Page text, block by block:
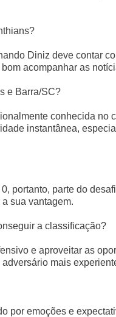
Diniz deve contar
acompanhar as
e Barra/SC?
conhecida no
instantânea,
portanto, parte do
sua vantagem.
a classificação?
e aproveitar as
mais
por emoções e